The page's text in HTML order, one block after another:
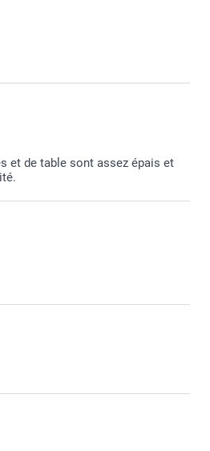
et de table sont assez épais et